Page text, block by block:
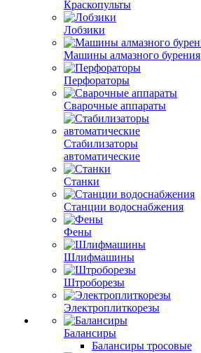
Краскопульты
Лобзики
Машины алмазного бурения
Перфораторы
Сварочные аппараты
Стабилизаторы
автоматические
Станки
Станции водоснабжения
Фены
Шлифмашины
Штроборезы
Электроплиткорезы
Балансиры
Балансиры тросовые